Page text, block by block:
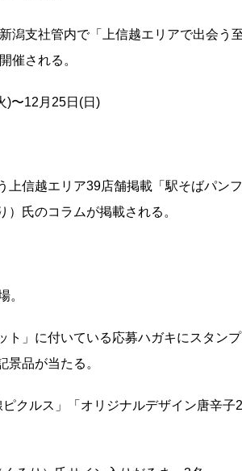
潟支社管内で「上信越エリアで出会う
催される。
〜12月25日(日)
上信越エリア39店舗掲載「駅そばパン
氏のコラムが掲載される。
。
ト」に付いている応募ハガキにスタン
景品が当たる。
クルス」「オリジナルデザイン唐辛